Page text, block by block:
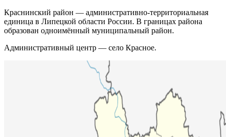
Краснинский район — административно-территориальная
единица в Липецкой области России. В границах района
образован одноимённый муниципальный район.
Административный центр — село Красное.